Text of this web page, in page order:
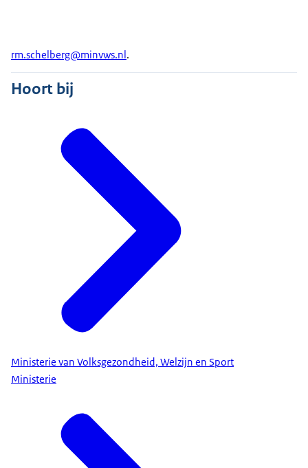
rm.schelberg@minvws.nl.
Hoort bij
Ministerie van Volksgezondheid, Welzijn en Sport
Ministerie